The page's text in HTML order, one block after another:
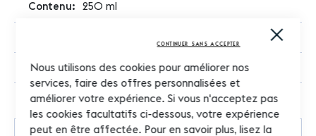
Close
Bar
Nous utilisons des cookies pour améliorer nos
services, faire des offres personnalisées et
améliorer votre expérience. Si vous n'acceptez pas
les cookies facultatifs ci-dessous, votre expérience
peut en être affectée. Pour en savoir plus, lisez la
CONTINUER SANS ACCEPTER
250 ml
Rechargeable